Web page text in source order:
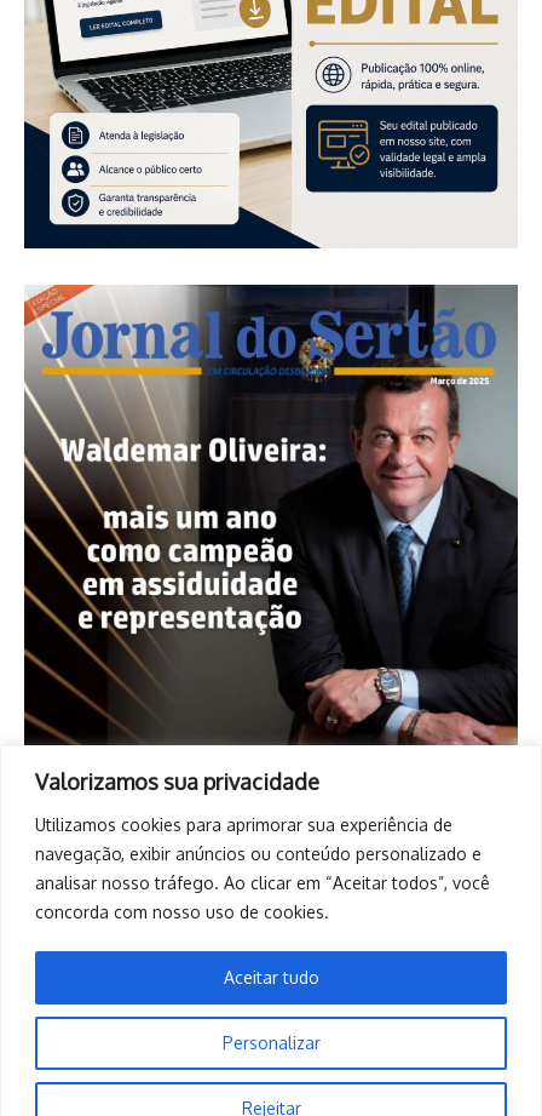
Valorizamos sua privacidade
Utilizamos cookies para aprimorar sua experiência de
navegação, exibir anúncios ou conteúdo personalizado e
analisar nosso tráfego. Ao clicar em “Aceitar todos”, você
concorda com nosso uso de cookies.
Personalizar
Rejeitar
Aceitar tudo
Copyright © 2026. Todos os direitos reservados. | Desenvolvido